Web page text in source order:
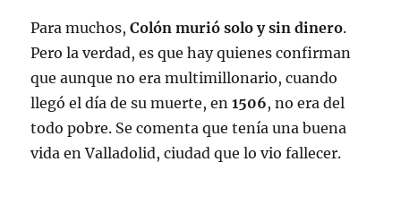
Para muchos,Colón murió solo y sin dinero.
Pero la verdad, es que hay quienes confirman
que aunque no era multimillonario, cuando
llegó el día de su muerte, en1506, no era del
todo pobre. Se comenta que tenía una buena
vida en Valladolid, ciudad que lo vio fallecer.